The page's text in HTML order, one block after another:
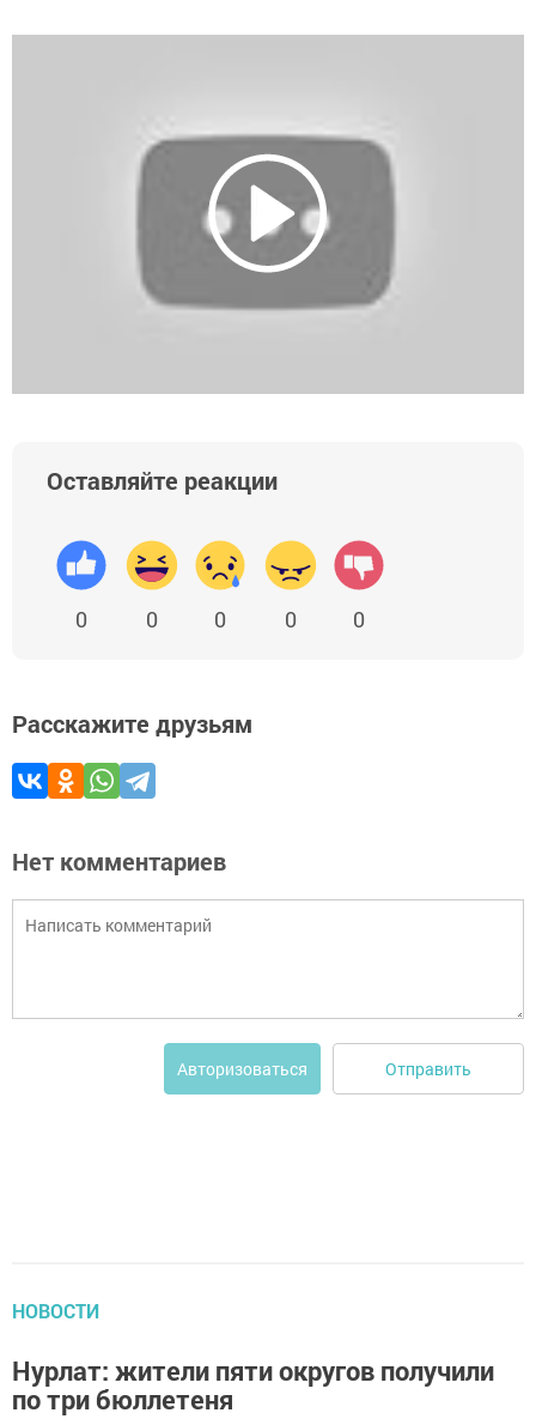
Оставляйте реакции
0 0 0 0 0
Расскажите друзьям
Нет комментариев
Авторизоваться Отправить
НОВОСТИ
Нурлат: жители пяти округов получили
по три бюллетеня